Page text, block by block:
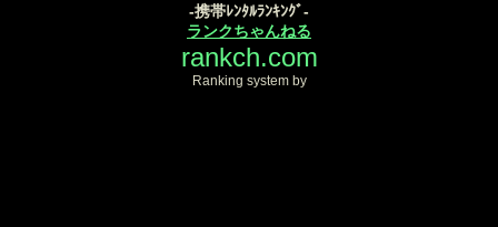
-携帯ﾚﾝﾀﾙﾗﾝｷﾝｸﾞ-
ランクちゃんねる
rankch.com
Ranking system by